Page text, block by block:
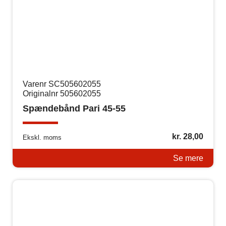
Varenr SC505602055
Originalnr 505602055
Spændebånd Pari 45-55
Ekskl. moms kr.28,00
Se mere